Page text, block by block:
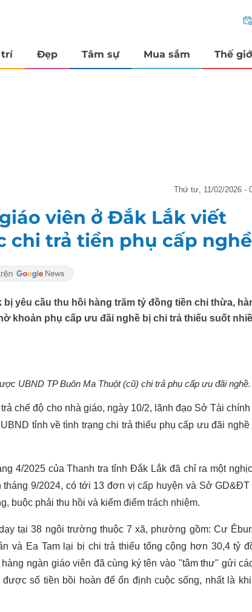
trí Đẹp Tâm sự Mua sắm Thế
thứ tư, 11/02/2026 -
viên ở Đắk Lắk viết
chi trả tiền phụ cấp nghề
yêu cầu thu hồi hàng trăm tỷ đồng tiền chi thừa,
khoản phụ cấp ưu đãi nghề bị chi trả thiếu suốt
UBND TP Buôn Ma Thuột (cũ) chi trả phụ cấp ưu đãi nghề.
chế độ cho nhà giáo, ngày 10/2, lãnh đạo Sở Tài chính
tỉnh về tình trạng chi trả thiếu phụ cấp ưu đãi nghề
4/2025 của Thanh tra tỉnh Đắk Lắk đã chỉ ra một
tháng 9/2024, có tới 13 đơn vị cấp huyện và Sở GD&ĐT
buộc phải thu hồi và kiểm điểm trách nhiệm.
tại 38 ngôi trường thuộc 7 xã, phường gồm: Cư
và Ea Tam lại bị chi trả thiếu tổng cộng hơn 30,4 tỷ
ngàn giáo viên đã cùng ký tên vào "tâm thư" gửi
số tiền bồi hoàn để ổn định cuộc sống, nhất là